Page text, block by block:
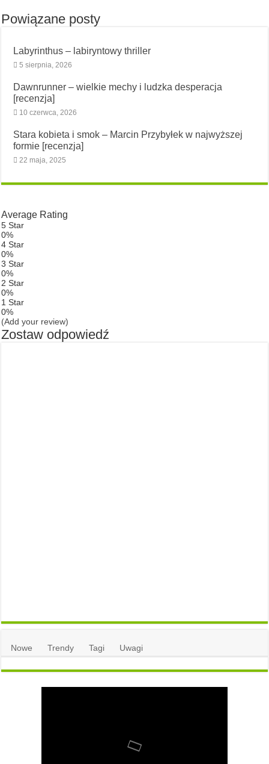
Powiązane posty
Labyrinthus – labiryntowy thriller
5 sierpnia, 2026
Dawnrunner – wielkie mechy i ludzka desperacja
[recenzja]
10 czerwca, 2026
Stara kobieta i smok – Marcin Przybyłek w najwyższej
formie [recenzja]
22 maja, 2025
Average Rating
5 Star
0%
4 Star
0%
3 Star
0%
2 Star
0%
1 Star
0%
(Add your review)
Zostaw odpowiedź
Nowe Trendy Tagi Uwagi